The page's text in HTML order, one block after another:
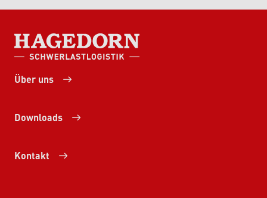
HAGEDORN SCHWERLASTLOGISTIK
Über uns
Downloads
Kontakt